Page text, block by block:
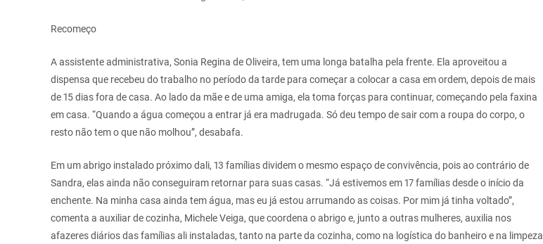
Recomeço
A assistente administrativa, Sonia Regina de Oliveira, tem uma longa batalha pela frente. Ela aproveitou a
dispensa que recebeu do trabalho no período da tarde para começar a colocar a casa em ordem, depois de mais
de 15 dias fora de casa. Ao lado da mãe e de uma amiga, ela toma forças para continuar, começando pela faxina
em casa. “Quando a água começou a entrar já era madrugada. Só deu tempo de sair com a roupa do corpo, o
resto não tem o que não molhou”, desabafa.
Em um abrigo instalado próximo dali, 13 famílias dividem o mesmo espaço de convivência, pois ao contrário de
Sandra, elas ainda não conseguiram retornar para suas casas. “Já estivemos em 17 famílias desde o início da
enchente. Na minha casa ainda tem água, mas eu já estou arrumando as coisas. Por mim já tinha voltado”,
comenta a auxiliar de cozinha, Michele Veiga, que coordena o abrigo e, junto a outras mulheres, auxilia nos
afazeres diários das famílias ali instaladas, tanto na parte da cozinha, como na logística do banheiro e na limpeza